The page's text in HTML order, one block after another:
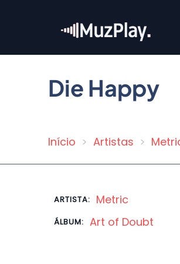
conteúdo
Die Happy
Trilha
navegação
Início Artistas
ARTISTA: Metric
ÁLBUM: Art of Doubt